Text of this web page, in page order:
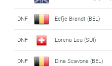
DNF Eefje Brandt (BEL)
DNF Lorena Leu (SUI)
DNF Dina Scavone (BEL)